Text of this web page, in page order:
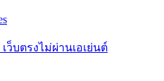
ว็บตรงไม่ผ่านเอเย่นต์